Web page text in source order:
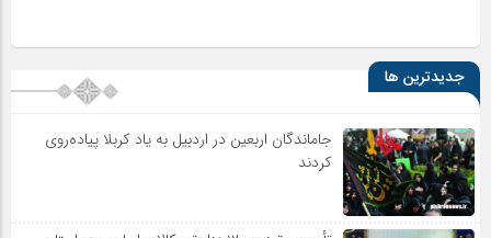
جدیدترین ها
جاماندگان اربعین در اردبیل به یاد کربلا پیاده‌روی
کردند